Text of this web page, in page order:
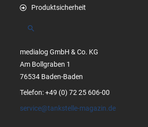
Produktsicherheit
Suchen
medialog GmbH & Co. KG
Am Bollgraben 1
76534 Baden-Baden
Telefon: +49 (0) 72 25 606-00
service@tankstelle-magazin.de